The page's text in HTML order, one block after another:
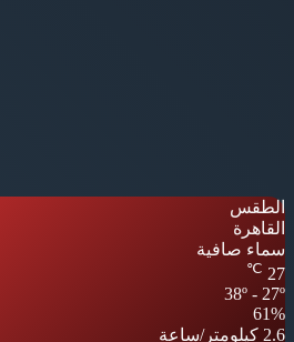
الطقس
القاهرة
سماء صافية
27
℃
38º - 27º
61%
2.6 كيلومتر/ساعة